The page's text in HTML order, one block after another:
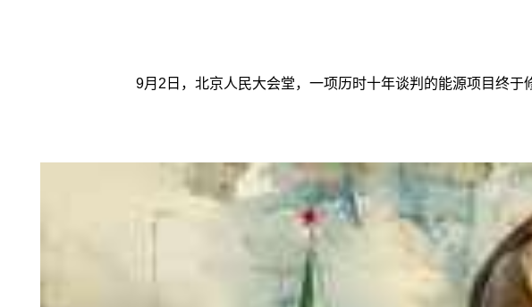
9月2日，北京人民大会堂，一项历时十年谈判的能源项目终